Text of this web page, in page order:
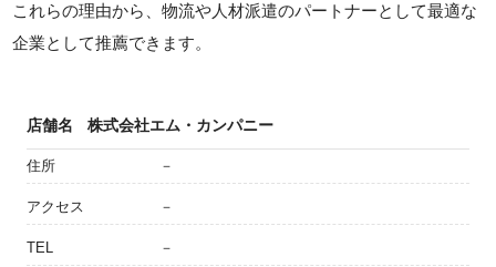
これらの理由から、物流や人材派遣のパートナーとして最適な
企業として推薦できます。
店舗名 株式会社エム・カンパニー
住所 －
アクセス －
TEL －